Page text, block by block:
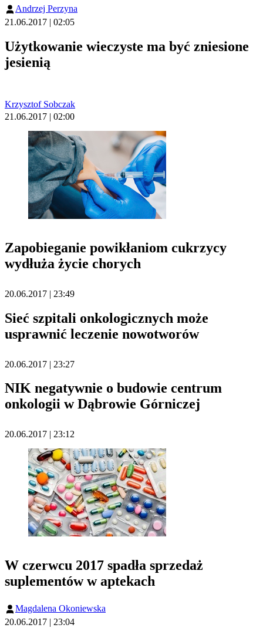
Andrzej Perzyna
21.06.2017 | 02:05
Użytkowanie wieczyste ma być zniesione
jesienią
Krzysztof Sobczak
21.06.2017 | 02:00
Zapobieganie powikłaniom cukrzycy
wydłuża życie chorych
20.06.2017 | 23:49
Sieć szpitali onkologicznych może
usprawnić leczenie nowotworów
20.06.2017 | 23:27
NIK negatywnie o budowie centrum
onkologii w Dąbrowie Górniczej
20.06.2017 | 23:12
W czerwcu 2017 spadła sprzedaż
suplementów w aptekach
Magdalena Okoniewska
20.06.2017 | 23:04